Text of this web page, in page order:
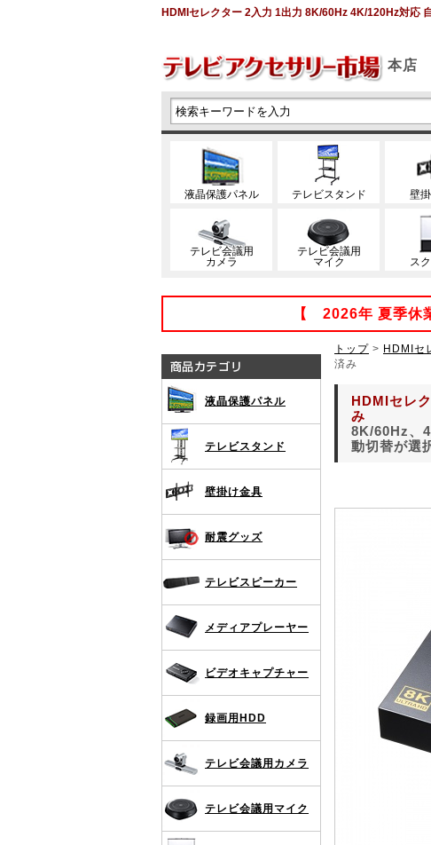
HDMIセレクター 2入力 1出力 8K/60Hz 4K/120Hz対応
本店
液晶保護パネル テレビスタンド 壁
テレビ会議用
カメラ
テレビ会議用
マイク
ス
【 2026年 夏季休
液晶保護パネル
テレビスタンド
壁掛け金具
耐震グッズ
テレビスピーカー
メディアプレーヤー
ビデオキャプチャー
録画用HDD
テレビ会議用カメラ
テレビ会議用マイク
トップ > HDMIセ
済み
HDMIセレ
み
8K/60Hz、
動切替が選